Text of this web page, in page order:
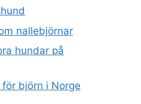
nallebjörnar
hundar på
björn i Norge